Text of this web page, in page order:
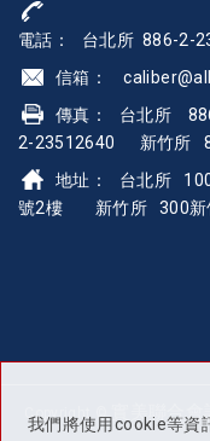
我們將使用cookie等資
電話： 台北所 886-2-
信箱：
傳真： 台北所
2-23512640 新竹所
地址：
台北所
號2樓 新竹所 300新竹
Copyright © 實美聯合會